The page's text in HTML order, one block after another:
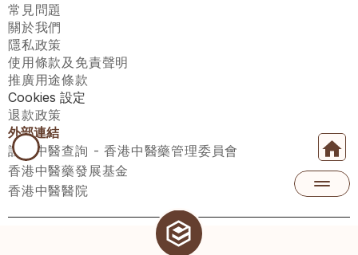
常見問題
關於我們
隱私政策
使用條款及免責聲明
推廣用途條款
Cookies 設定
退款政策
外部連結
註冊中醫查詢 - 香港中醫藥管理委員會
香港中醫藥發展基金
香港中醫醫院
醫師匯有限公司 ECWAY LIMITED Copyright 2026© All rights